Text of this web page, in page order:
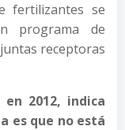
fertilizantes se
programa de
receptoras
2012, indica
es que no está